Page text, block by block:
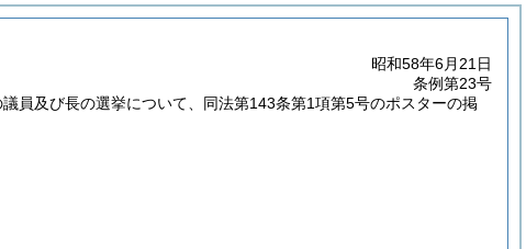
昭和58年6月21日
条例第23号
員及び長の選挙について、同法第143条第1項第5号のポスターの掲